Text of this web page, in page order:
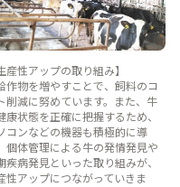
産性アップの取り組み】
作物を増やすことで、飼料のコ
削減に努めています。また、牛
康状態を正確に把握するため、
コンなどの機器も積極的に導
個体管理による牛の発情発見や
疾病発見といった取り組みが、
性アップにつながっていきま